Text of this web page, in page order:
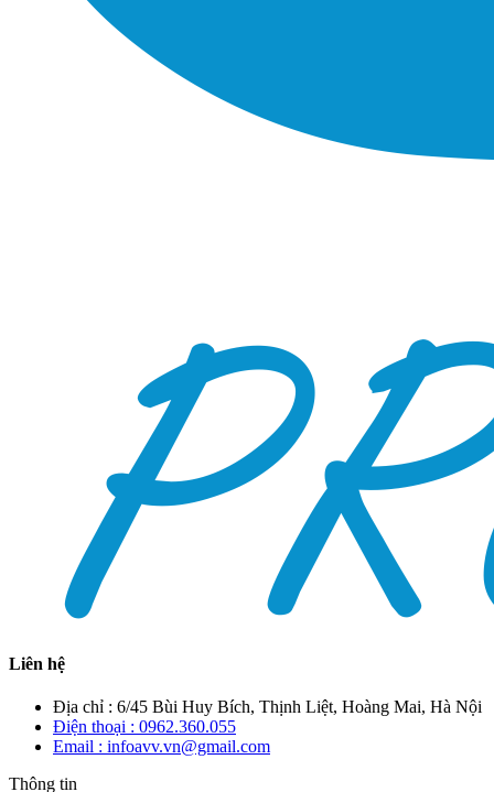
Liên hệ
Địa chỉ : 6/45 Bùi Huy Bích, Thịnh Liệt, Hoàng Mai, Hà Nội
Điện thoại : 0962.360.055
Email : infoavv.vn@gmail.com
Thông tin